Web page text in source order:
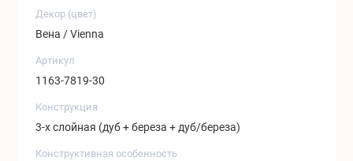
Декор (цвет)
Вена / Vienna
Артикул
1163-7819-30
Конструкция
3-х слойная (дуб + береза + дуб/береза)
Конструктивная особенность